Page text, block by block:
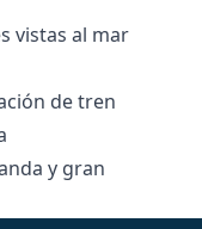
vistas al mar
‌de ‌tren
‌y ‌gran